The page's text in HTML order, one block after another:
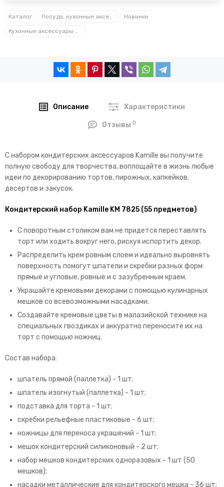
Каталог Посуда, кухонные аксессуары и принадлежности TM Kamille TM Ofenbach Новинки
Кухонные аксессуары Kamille™
Описание Характеристики
Отзывы0
С набором кондитерских аксессуаров Kamille вы получите
полную свободу для творчества, воплощайте в жизнь любые
идеи по декорированию тортов, пирожных, капкейков,
десертов и закусок.
Кондитерский набор Kamille KM 7825 (55 предметов)
С поворотным столиком вам не придется переставлять
торт или ходить вокруг него, рискуя испортить декор.
Распределить крем ровным слоем и идеально выровнять
поверхность помогут шпатели и скребки разных форм:
прямые и угловые, ровные и с зазубренным краем.
Украшайте кремовыми декорами с помощью кулинарных
мешков со всевозможными насадками.
Создавайте кремовые цветы в малазийской технике на
специальных гвоздиках и аккуратно переносите их на
торт с помощью ножниц.
Состав набора:
шпатель прямой (паллетка) - 1 шт;
шпатель изогнутый (паллетка) - 1 шт;
подставка для торта - 1 шт;
скребки рельефные пластиковые - 6 шт;
ножницы для переноса украшений - 1 шт;
мешок кондитерский силиконовый - 2 шт;
набор мешков кондитерских одноразовых - 1 шт (50
мешков);
насадки металлические для кондитерского мешка - 36 шт;